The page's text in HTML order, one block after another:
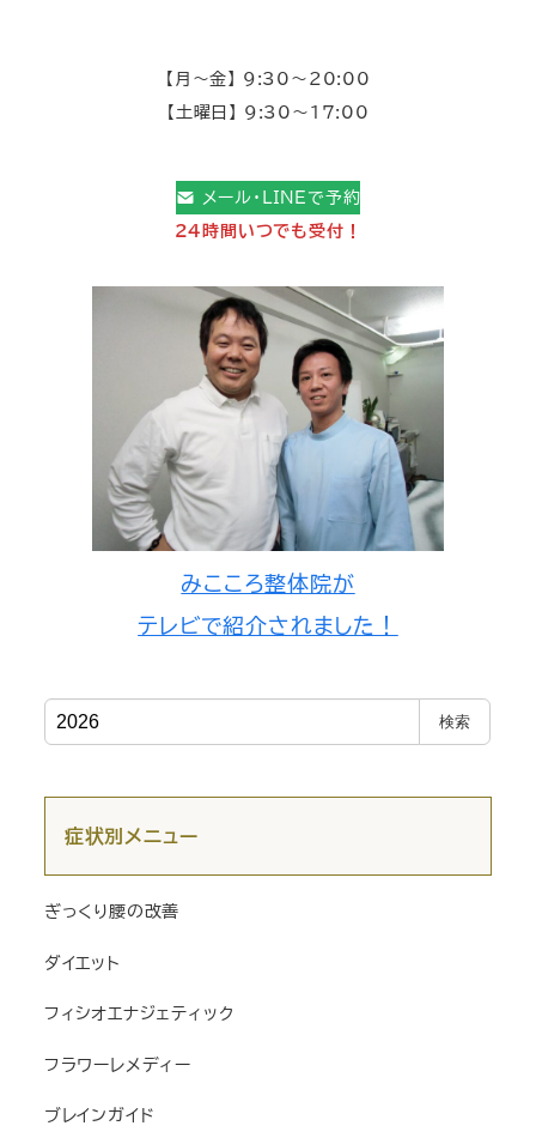
【月～金】 9:30～20:00
【土曜日】 9:30～17:00
メール・LINEで予約
24時間いつでも受付！
みこころ整体院が
テレビで紹介されました！
検
索
検索
症状別メニュー
ぎっくり腰の改善
ダイエット
フィシオエナジェティック
フラワーレメディー
ブレインガイド